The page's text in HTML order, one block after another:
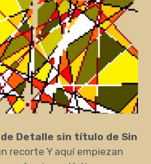
Detalle sin título de Sin
recorte Y aquí empiezan